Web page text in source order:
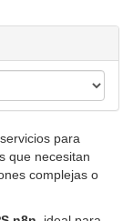
para
que necesitan
complejas o